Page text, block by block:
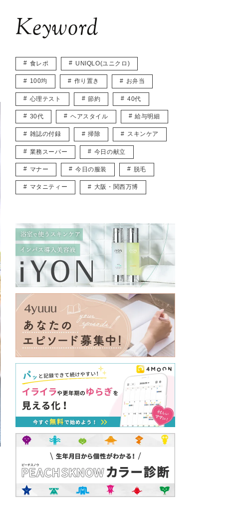
Keyword
食レポ UNIQLO(ユニクロ)
100均 作り置き お弁当
心理テスト 節約 40代
30代 ヘアスタイル 給与明細
雑誌の付録 掃除 スキンケア
業務スーパー 今日の献立
マナー 今日の服装 脱毛
マタニティー 大阪・関西万博